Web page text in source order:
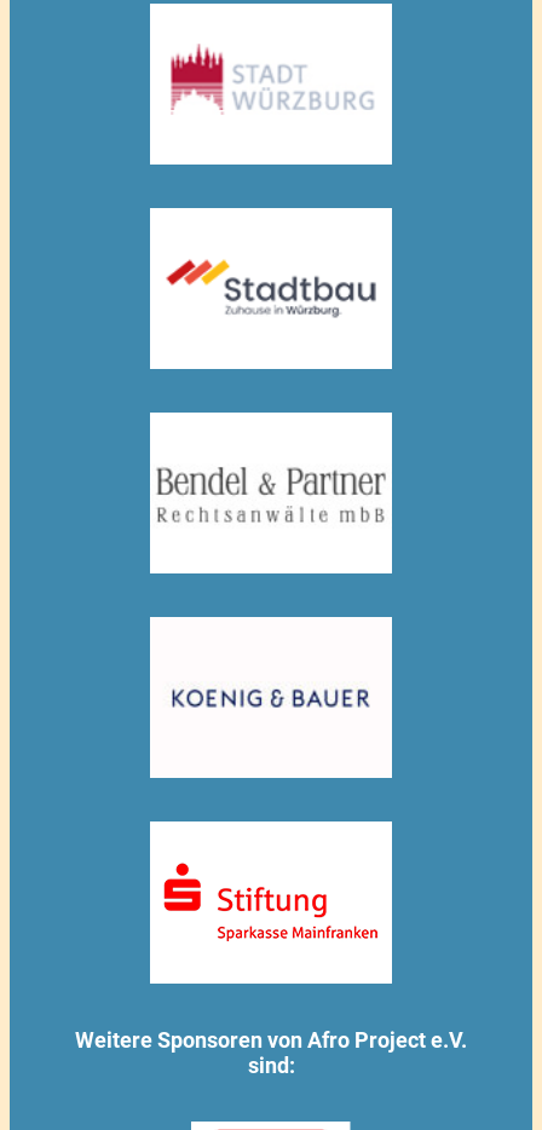
Weitere Sponsoren von Afro Project e.V.
sind: